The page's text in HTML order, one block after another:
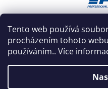
Tento web používá
procházením tohoto
používáním.. Více
Vytvořil Shoptet